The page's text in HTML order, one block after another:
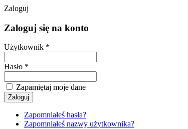
Zaloguj
Zaloguj się na konto
Użytkownik *
Hasło *
Zapamiętaj moje dane
Zapomniałeś hasła?
Zapomniałeś nazwy użytkownika?